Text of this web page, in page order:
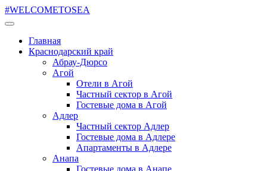
#WELCOMETOSEA
Главная
Краснодарский край
Абрау-Дюрсо
Агой
Отели в Агой
Частный сектор в Агой
Гостевые дома в Агой
Адлер
Частный сектор Адлер
Гостевые дома в Адлере
Апартаменты в Адлере
Анапа
Гостевые дома в Анапе